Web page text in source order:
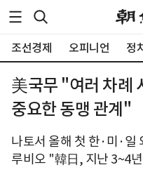
조선경제 오피니언 정
美국무 "여러 차례
중요한 동맹 관계"
나토서 올해 첫 한·미·일
루비오 "韓日, 지난 3~4